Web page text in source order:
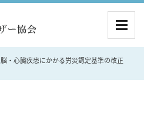
脳・心臓疾患にかかる労災認定基準の改正